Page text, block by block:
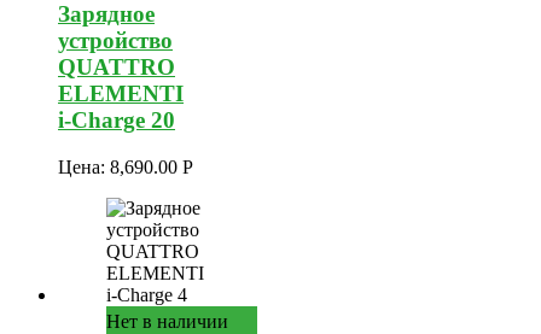
Зарядное
устройство
QUATTRO
ELEMENTI
i-Charge 20
Цена: 8,690.00 Р
Нет в наличии